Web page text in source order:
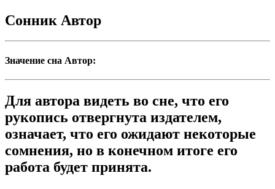
Сонник Автор
Значение сна Автор:
Для автора видеть во сне, что его
рукопись отвергнута издателем,
означает, что его ожидают некоторые
сомнения, но в конечном итоге его
работа будет принята.